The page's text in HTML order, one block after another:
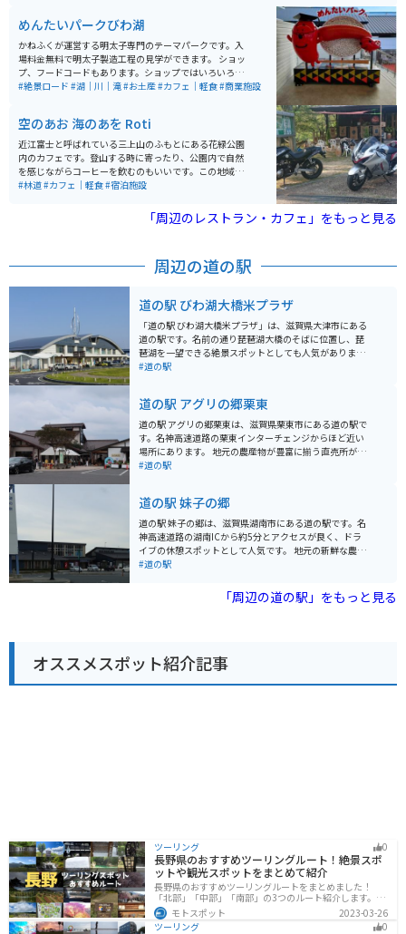
めんたいパークびわ湖
かねふくが運営する明太子専門のテーマパークです。入
場料金無料で明太子製造工程の見学ができます。 ショッ
プ、フードコードもあります。ショップではいろいろな
種類の明太子や明太子の加工品を購入することができま
#絶景ロード #湖｜川｜滝#お土産#カフェ｜軽食#商業施設
空のあお 海のあを Roti
近江富士と呼ばれている三上山のふもとにある花緑公園
内のカフェです。登山する時に寄ったり、公園内で自然
を感じながらコーヒーを飲むのもいいです。この地域一
帯に自然があふれてるため、ツーリングには最適です。
#林道#カフェ｜軽食#宿泊施設
「周辺のレストラン・カフェ」をもっと見る
周辺の道の駅
道の駅 びわ湖大橋米プラザ
「道の駅 びわ湖大橋米プラザ」は、滋賀県大津市にある
道の駅です。名前の通り琵琶湖大橋のそばに位置し、琵
琶湖を一望できる絶景スポットとしても人気がありま
す。 施設内には、地元の新鮮な農産物を販売する直売所
ります。 レストランでは、近江牛を使ったメニューや、
琵琶湖でとれた魚の料理などが人気です。 バイクで訪れ
る場合、道の駅には広い駐車場が完備されているので安
心です。琵琶湖大橋を渡って、湖周道路をツーリングす
るのもおすすめです。 周辺には、国の名勝に指定されて
#道の駅
道の駅 アグリの郷栗東
道の駅 アグリの郷栗東は、滋賀県栗東市にある道の駅で
す。名神高速道路の栗東インターチェンジからほど近い
場所にあります。 地元の農産物が豊富に揃う直売所が人
気で、新鮮な野菜や果物がお手頃価格で購入できます。
や、地元産の食材を使った軽食コーナーもあります。 バ
イクで訪れる場合、道の駅には広々とした駐車場が完備
されているので安心です。 ツーリングの休憩場所として
も最適です。 周辺には、日本庭園で有名な「水口歴史民
俗資料館」や、豊かな自然を楽しめる「金勝山」など、
#道の駅
道の駅 妹子の郷
道の駅 妹子の郷は、滋賀県湖南市にある道の駅です。名
神高速道路の湖南ICから約5分とアクセスが良く、ドラ
イブの休憩スポットとして人気です。 地元の新鮮な農産
物が販売されている直売所や、近江牛や地元野菜を使っ
滋賀県が誇るブランド和牛なので、ぜひ味わってみてく
るのも魅力です。 道の駅 妹子の郷は、地元の特産品やグ
ルメ、そして周辺の観光スポットも楽しめる便利な場所
です。ぜひ観光の itinerary に加えてみてください。
#道の駅
「周辺の道の駅」をもっと見る
オススメスポット紹介記事
ツーリング 0
長野県のおすすめツーリングルート！絶景スポ
ットや観光スポットをまとめて紹介
長野県のおすすめツーリングルートをまとめました！
「北部」「中部」「南部」の3つのルート紹介します。諏
訪湖やビーナスラインのような全国でも有名なツーリン
グスポットが多数あります。バイクで長野県にツーリン
グに行く際は参考にしてください。
モトスポット
2023-03-26
ツーリング
0